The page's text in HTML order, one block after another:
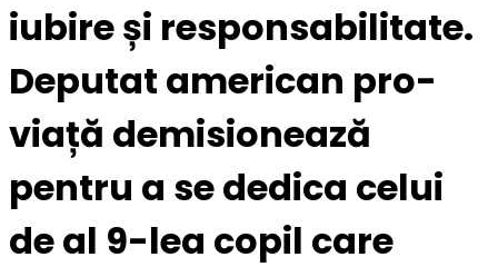
iubire și responsabilitate.
Deputat american pro-
viață demisionează
pentru a se dedica celui
de al 9-lea copil care